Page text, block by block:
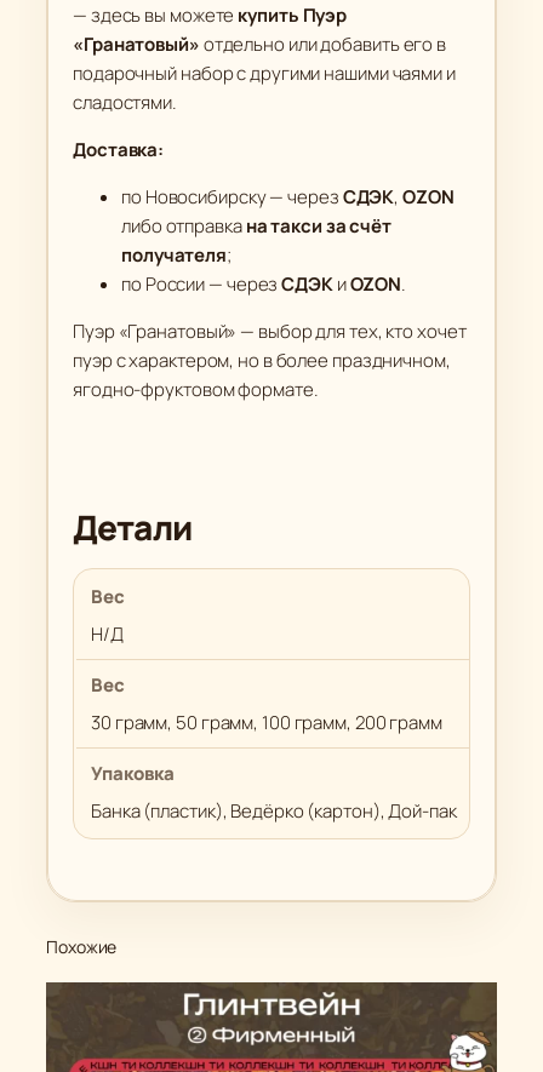
— здесь вы можете купить Пуэр
«Гранатовый»отдельно или добавить его в
подарочный набор с другими нашими чаями и
сладостями.
Доставка:
по Новосибирску — черезСДЭК,OZON
либо отправкана такси за счёт
получателя;
по России — черезСДЭКиOZON.
Пуэр «Гранатовый» — выбор для тех, кто хочет
пуэр с характером, но в более праздничном,
ягодно-фруктовом формате.
Детали
Вес
Н/Д
Вес
30 грамм, 50 грамм, 100 грамм, 200 грамм
Упаковка
Банка (пластик), Ведёрко (картон), Дой-пак
Похожие